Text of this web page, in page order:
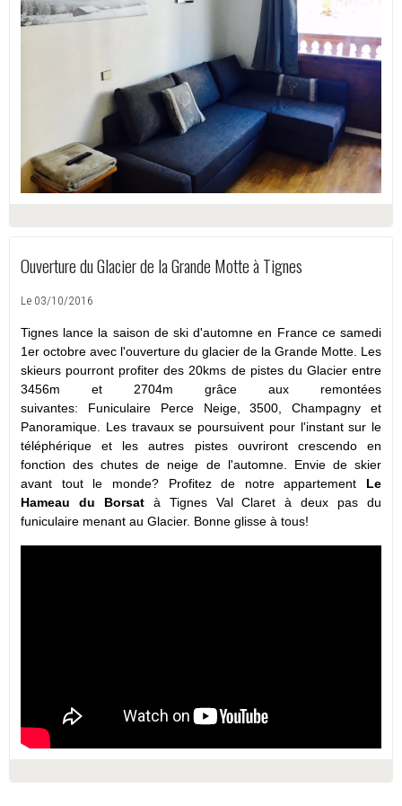
Ouverture du Glacier de la Grande Motte à Tignes
Le 03/10/2016
Tignes lance la saison de ski d'automne en France ce samedi
1er octobre avec l'ouverture du glacier de la Grande Motte. Les
skieurs pourront profiter des 20kms de pistes du Glacier entre
3456m et 2704m grâce aux remontées
suivantes: Funiculaire Perce Neige, 3500, Champagny et
Panoramique. Les travaux se poursuivent pour l'instant sur le
téléphérique et les autres pistes ouvriront crescendo en
fonction des chutes de neige de l'automne. Envie de skier
avant tout le monde? Profitez de notre appartement Le
Hameau du Borsatà Tignes Val Claret à deux pas du
funiculaire menant au Glacier. Bonne glisse à tous!